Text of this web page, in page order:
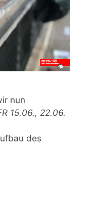
nun
15.06., 22.06.
des